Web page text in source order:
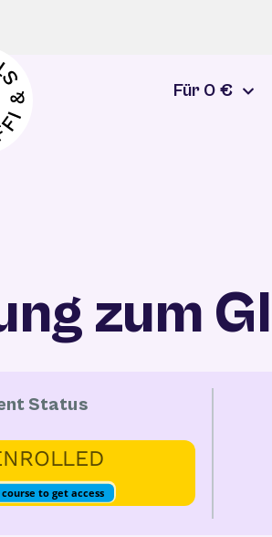
Für 0 €
zum
Status
to get access